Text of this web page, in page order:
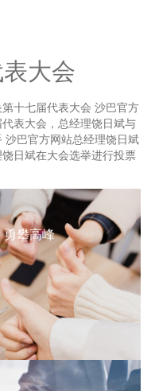
大会
十七届代表大会 沙巴官方
表大会，总经理饶日斌与
沙巴官方网站总经理饶日斌
日斌在大会选举进行投票
攀高峰